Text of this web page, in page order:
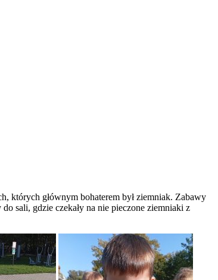
których głównym bohaterem był ziemniak. Zabawy
sali, gdzie czekały na nie pieczone ziemniaki z